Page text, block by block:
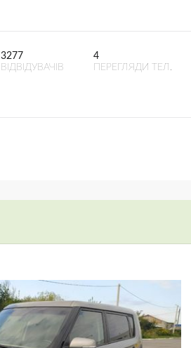
3277
ВІДВІДУВАЧІВ
4
ПЕРЕГЛЯДИ ТЕЛ.